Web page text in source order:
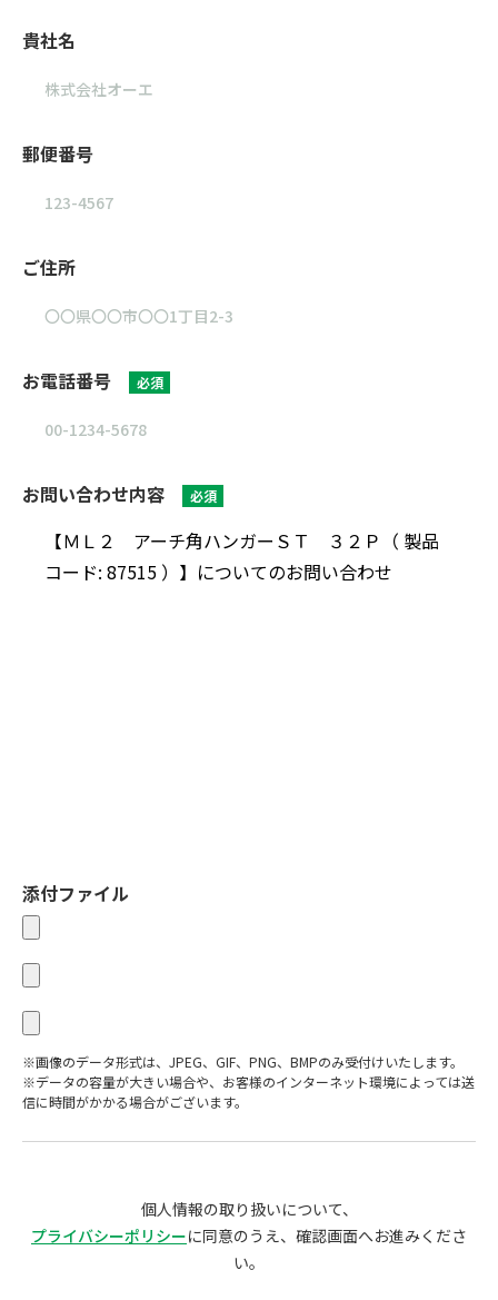
貴社名
郵便番号
ご住所
お電話番号 必須
お問い合わせ内容 必須
添付ファイル
※画像のデータ形式は、JPEG、GIF、PNG、BMPのみ受付けいたします。
※データの容量が大きい場合や、お客様のインターネット環境によっては送
信に時間がかかる場合がございます。
個人情報の取り扱いについて、
プライバシーポリシーに同意のうえ、確認画面へお進みくださ
い。